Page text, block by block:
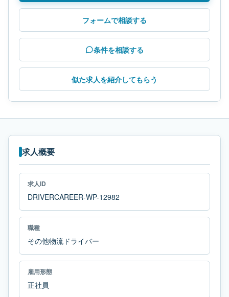
フォームで相談する
条件を相談する
似た求人を紹介してもらう
求人概要
求人ID
DRIVERCAREER-WP-12982
職種
その他物流ドライバー
雇用形態
正社員